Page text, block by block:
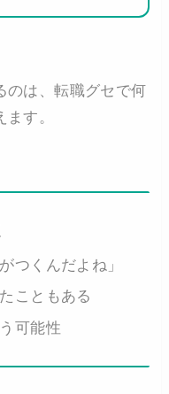
のは、転職グセで何
す。
つくんだよね」
こともある
可能性